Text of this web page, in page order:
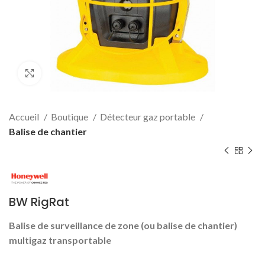
Click to enlarge
Accueil Boutique
Détecteur gaz portable
Balise de chantier
BW RigRat
Balise de surveillance de zone (ou balise de chantier)
multigaz transportable